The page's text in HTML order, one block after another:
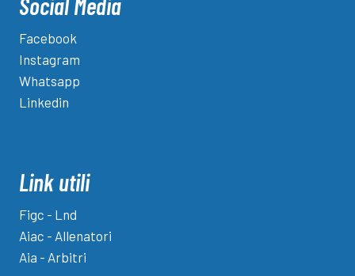
Social Media
Facebook
Instagram
Whatsapp
Linkedin
Link utili
Figc - Lnd
Aiac - Allenatori
Aia - Arbitri